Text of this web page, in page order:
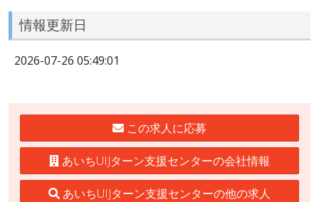
情報更新日
2026-07-26 05:49:01
この求人に応募
あいちUIJターン支援センターの会社情報
あいちUIJターン支援センターの他の求人